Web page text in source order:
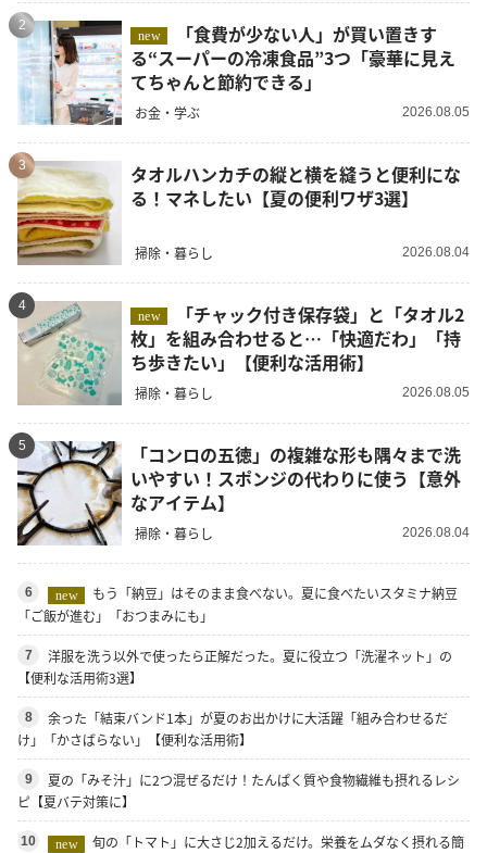
2
new
る“スーパーの冷凍食品”3つ「豪華に見え
てちゃんと節約できる」
お金・学ぶ 2026.08.05
3
タオルハンカチの縦と横を縫うと便利にな
る！マネしたい【夏の便利ワザ3選】
掃除・暮らし 2026.08.04
4
new
枚」を組み合わせると…「快適だわ」「持
ち歩きたい」【便利な活用術】
掃除・暮らし 2026.08.05
5
「コンロの五徳」の複雑な形も隅々まで洗
いやすい！スポンジの代わりに使う【意外
なアイテム】
掃除・暮らし 2026.08.04
6 new
もう「納豆」はそのまま食べない。夏に食べたいスタミナ納豆
「ご飯が進む」「おつまみにも」
7
洋服を洗う以外で使ったら正解だった。夏に役立つ「洗濯ネット」の
【便利な活用術3選】
8
余った「結束バンド1本」が夏のお出かけに大活躍「組み合わせるだ
け」「かさばらない」【便利な活用術】
9
夏の「みそ汁」に2つ混ぜるだけ！たんぱく質や食物繊維も摂れるレシ
ピ【夏バテ対策に】
10 new
旬の「トマト」に大さじ2加えるだけ。栄養をムダなく摂れる簡